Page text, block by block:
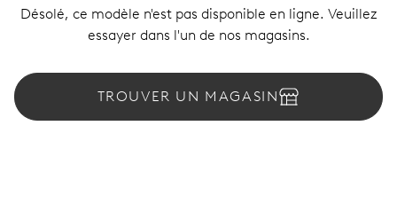
Désolé, ce modèle n'est pas disponible en ligne. Veuillez
essayer dans l'un de nos magasins.
TROUVER UN MAGASIN